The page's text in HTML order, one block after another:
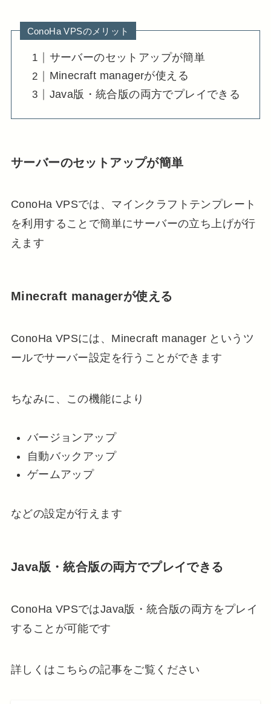
ConoHa VPSのメリット
サーバーのセットアップが簡単
Minecraft managerが使える
Java版・統合版の両方でプレイできる
サーバーのセットアップが簡単
ConoHa VPSでは、マインクラフトテンプレート
を利用することで簡単にサーバーの立ち上げが行
えます
Minecraft managerが使える
ConoHa VPSには、Minecraft manager というツ
ールでサーバー設定を行うことができます
ちなみに、この機能により
バージョンアップ
自動バックアップ
ゲームアップ
などの設定が行えます
Java版・統合版の両方でプレイできる
ConoHa VPSではJava版・統合版の両方をプレイ
することが可能です
詳しくはこちらの記事をご覧ください